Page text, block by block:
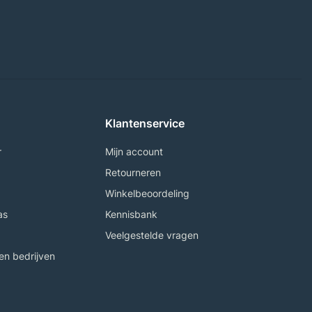
bedrijven
Klantenservice
Mijn account
Retourneren
Winkelbeoordeling
Kennisbank
Veelgestelde vragen